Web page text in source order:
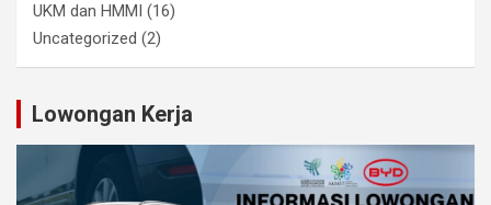
UKM dan HMMI (16)
Uncategorized (2)
Lowongan Kerja